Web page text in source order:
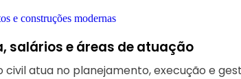
salários e áreas de atuação
civil atua no planejamento, execução e